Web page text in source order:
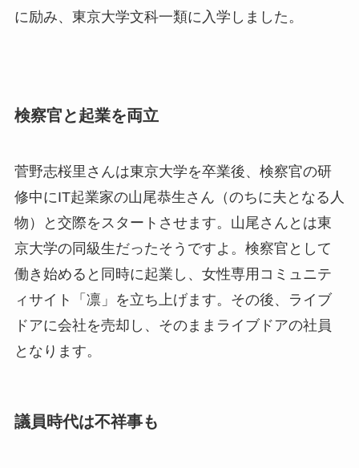
に励み、東京大学文科一類に入学しました。
検察官と起業を両立
菅野志桜里さんは東京大学を卒業後、検察官の研
修中にIT起業家の山尾恭生さん（のちに夫となる人
物）と交際をスタートさせます。山尾さんとは東
京大学の同級生だったそうですよ。検察官として
働き始めると同時に起業し、女性専用コミュニテ
ィサイト「凛」を立ち上げます。その後、ライブ
ドアに会社を売却し、そのままライブドアの社員
となります。
議員時代は不祥事も